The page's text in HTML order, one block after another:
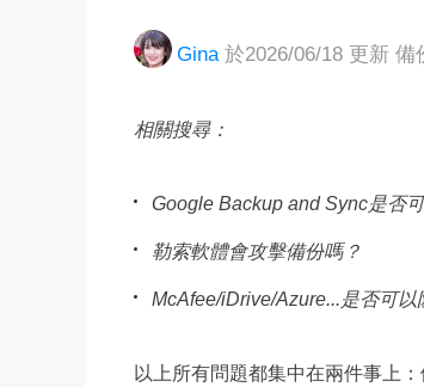
Gina於2026/06/18 更新 備
相關搜尋：
Google Backup and Sync是否
勒索軟體會攻擊備份嗎？
McAfee/iDrive/Azure...是否可以
以上所有問題都集中在兩件事上